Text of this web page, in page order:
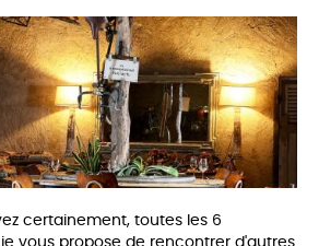
certainement, toutes les 6
vous propose de rencontrer d'autres